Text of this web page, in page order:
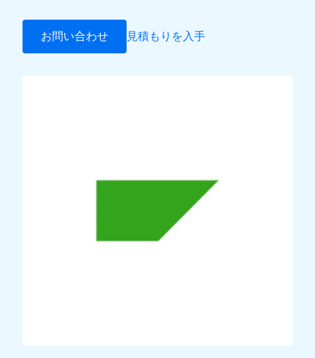
お問い合わせ 見積もりを入手